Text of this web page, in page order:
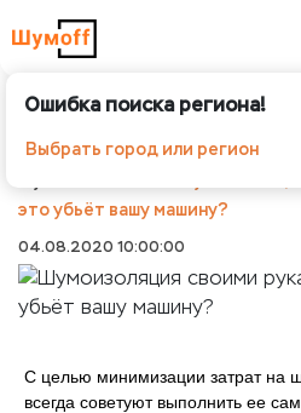
Ошибка поиска региона!
Выбрать город или регион
Шумоизоляция своими
это убьёт вашу машину?
это убьёт вашу машину?
04.08.2020 10:00:00
С целью минимизации затрат на
всегда советуют выполнить ее